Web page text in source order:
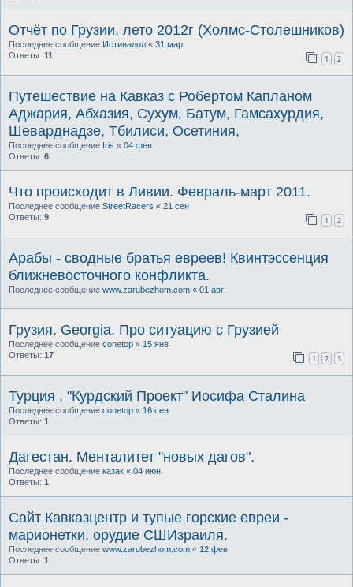
Отчёт по Грузии, лето 2012г (Холмс-Столешников)
Последнее сообщение Истинадол « 31 мар
Ответы: 11 1 2
Путешествие на Кавказ с Робертом Капланом
Аджария, Абхазия, Сухум, Батум, Гамсахурдия,
Шеварднадзе, Тбилиси, Осетиния,
Последнее сообщение Iris « 04 фев
Ответы: 6
Что происходит в Ливии. Февраль-март 2011.
Последнее сообщение StreetRacers « 21 сен
Ответы: 9 1 2
Арабы - сводные братья евреев! Квинтэссенция
ближневосточного конфликта.
Последнее сообщение www.zarubezhom.com « 01 авг
Грузия. Georgia. Про ситуацию с Грузией
Последнее сообщение conetop « 15 янв
Ответы: 17 1 2 3
Турция . "Курдский Проект" Иосифа Сталина
Последнее сообщение conetop « 16 сен
Ответы: 1
Дагестан. Менталитет "новых дагов".
Последнее сообщение казак « 04 июн
Ответы: 1
Cайт Кавказцентр и тупые горские евреи -
марионетки, орудие СШИзраиля.
Последнее сообщение www.zarubezhom.com « 12 фев
Ответы: 1